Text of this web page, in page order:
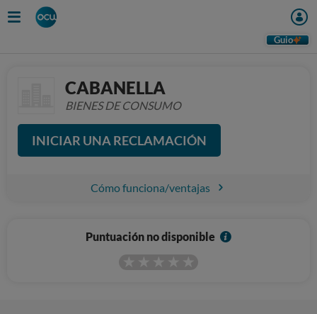
Guio
CABANELLA
BIENES DE CONSUMO
INICIAR UNA RECLAMACIÓN
Cómo funciona/ventajas
Puntuación no disponible
I